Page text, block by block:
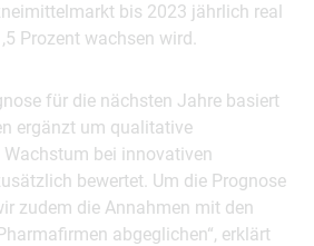
bis 2023 jährlich real
Prozent wachsen wird.
für die nächsten Jahre basiert
ergänzt um qualitative
bei innovativen
bewertet. Um die Prognose
zudem die Annahmen mit den
abgeglichen“, erklärt